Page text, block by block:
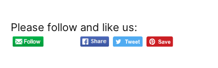
Please follow and like us: